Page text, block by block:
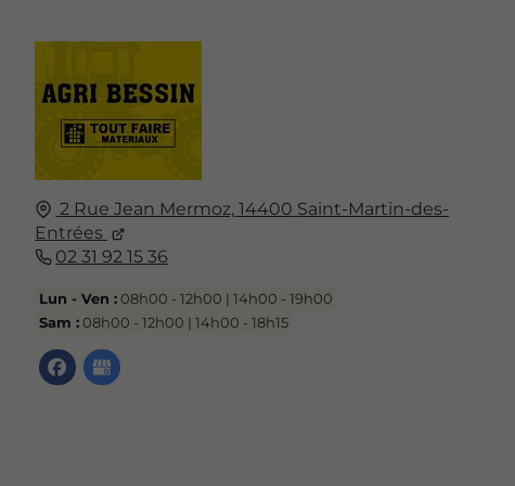
2 Rue Jean Mermoz, 14400 Saint-Martin-des-
Entrées
02 31 92 15 36
Lun - Ven :08h00 - 12h00 | 14h00 - 19h00
Sam :08h00 - 12h00 | 14h00 - 18h15